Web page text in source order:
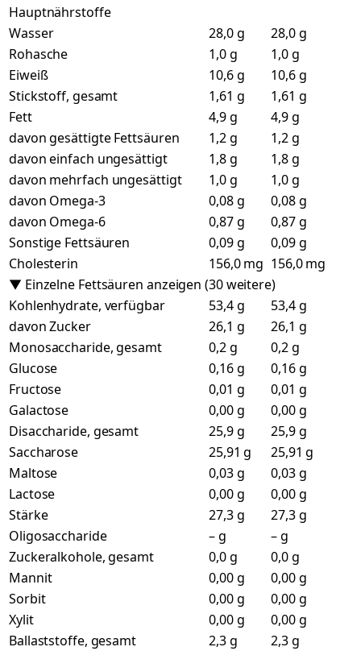
Hauptnährstoffe
Wasser
28,0 g
28,0 g
Rohasche
1,0 g
1,0 g
Eiweiß
10,6 g
10,6 g
Stickstoff, gesamt
1,61 g
1,61 g
Fett
4,9 g
4,9 g
davon gesättigte Fettsäuren
1,2 g
1,2 g
davon einfach ungesättigt
1,8 g
1,8 g
davon mehrfach ungesättigt
1,0 g
1,0 g
davon Omega-3
0,08 g
0,08 g
davon Omega-6
0,87 g
0,87 g
Sonstige Fettsäuren
0,09 g
0,09 g
Cholesterin
156,0 mg 156,0 mg
▼ Einzelne Fettsäuren anzeigen (30 weitere)
Kohlenhydrate, verfügbar
53,4 g
53,4 g
davon Zucker
26,1 g
26,1 g
Monosaccharide, gesamt
0,2 g
0,2 g
Glucose
0,16 g
0,16 g
Fructose
0,01 g
0,01 g
Galactose
0,00 g
0,00 g
Disaccharide, gesamt
25,9 g
25,9 g
Saccharose
25,91 g
25,91 g
Maltose
0,03 g
0,03 g
Lactose
0,00 g
0,00 g
Stärke
27,3 g
27,3 g
Oligosaccharide
– g
– g
Zuckeralkohole, gesamt
0,0 g
0,0 g
Mannit
0,00 g
0,00 g
Sorbit
0,00 g
0,00 g
Xylit
0,00 g
0,00 g
Ballaststoffe, gesamt
2,3 g
2,3 g